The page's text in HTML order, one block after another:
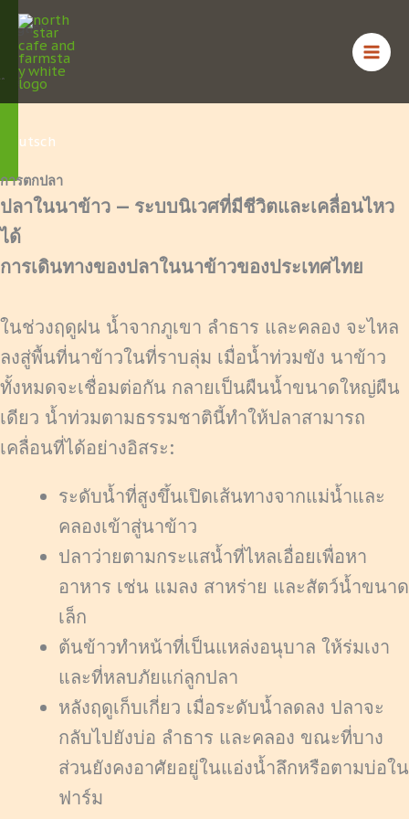
Skip
content
English
ไทย
Deutsch
การตกปลา
ปลาในนาข้าว — ระบบนิเวศที่มีชีวิตและเคลื่อนไหว
ได้
การเดินทางของปลาในนาข้าวของประเทศไทย
ในช่วงฤดูฝน น้ำจากภูเขา ลำธาร และคลอง จะไหล
ลงสู่พื้นที่นาข้าวในที่ราบลุ่ม เมื่อน้ำท่วมขัง นาข้าว
ทั้งหมดจะเชื่อมต่อกัน กลายเป็นผืนน้ำขนาดใหญ่ผืน
เดียว น้ำท่วมตามธรรมชาตินี้ทำให้ปลาสามารถ
เคลื่อนที่ได้อย่างอิสระ:
ระดับน้ำที่สูงขึ้นเปิดเส้นทางจากแม่น้ำและ
คลองเข้าสู่นาข้าว
ปลาว่ายตามกระแสน้ำที่ไหลเอื่อยเพื่อหา
อาหาร เช่น แมลง สาหร่าย และสัตว์น้ำขนาด
เล็ก
ต้นข้าวทำหน้าที่เป็นแหล่งอนุบาล ให้ร่มเงา
และที่หลบภัยแก่ลูกปลา
หลังฤดูเก็บเกี่ยว เมื่อระดับน้ำลดลง ปลาจะ
กลับไปยังบ่อ ลำธาร และคลอง ขณะที่บาง
ส่วนยังคงอาศัยอยู่ในแอ่งน้ำลึกหรือตามบ่อใน
ฟาร์ม